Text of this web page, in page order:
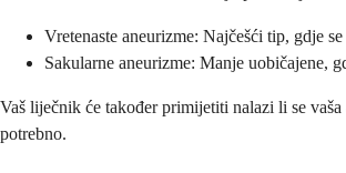
Vretenaste aneurizme: Najčešći tip, gdje
Sakularne aneurizme: Manje uobičajene,
Vaš liječnik će također primijetiti nalazi li se
potrebno.